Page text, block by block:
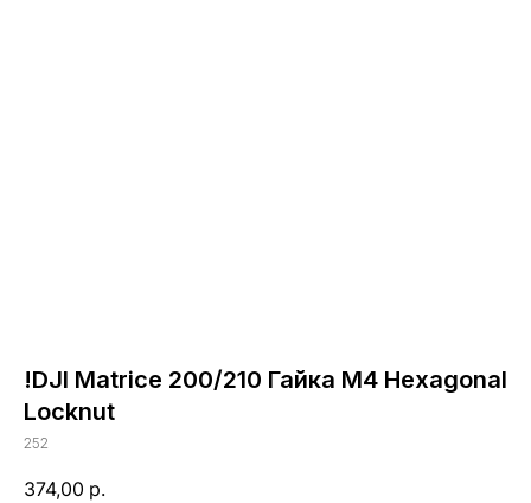
!DJI Matrice 200/210 Гайка M4 Hexagonal
Locknut
252
374,00 р.